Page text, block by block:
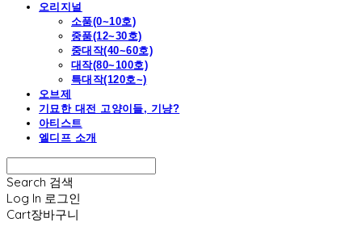
오리지널
소품(0~10호)
중품(12~30호)
중대작(40~60호)
대작(80~100호)
특대작(120호~)
오브제
기묘한 대전 고양이들, 기냥?
아티스트
엘디프 소개
Search 검색
Log In 로그인
Cart장바구니